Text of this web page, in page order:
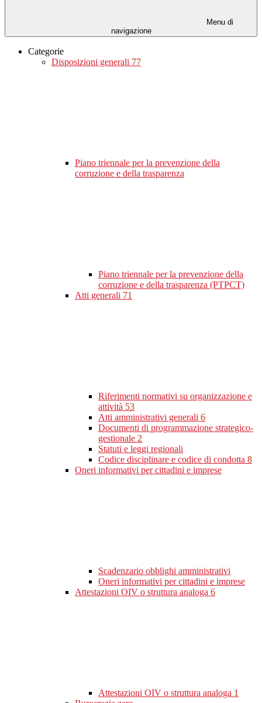
Menu di
navigazione
Categorie
Disposizioni generali 77
Piano triennale per la prevenzione della
corruzione e della trasparenza
Piano triennale per la prevenzione della
corruzione e della trasparenza (PTPCT)
Atti generali 71
Riferimenti normativi su organizzazione e
attività 53
Atti amministrativi generali 6
Documenti di programmazione strategico-
gestionale 2
Statuti e leggi regionali
Codice disciplinare e codice di condotta 8
Oneri informativi per cittadini e imprese
Scadenzario obblighi amministrativi
Oneri informativi per cittadini e imprese
Attestazioni OIV o struttura analoga 6
Attestazioni OIV o struttura analoga 1